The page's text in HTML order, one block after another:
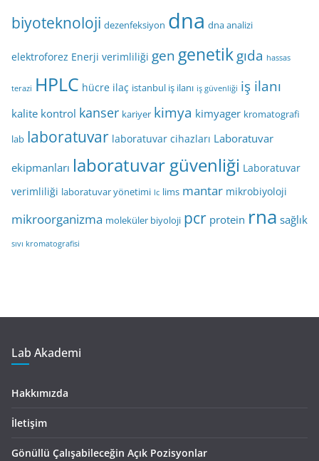
biyoteknoloji dezenfeksiyon dna dna analizi
elektroforez Enerji verimliliği gen genetikgıda hassas
terazi HPLC hücre ilaç istanbul iş ilanı iş güvenliği iş ilanı
kalite kontrol kanser kariyer kimya kimyager kromatografi
lab laboratuvar laboratuvar cihazları Laboratuvar
ekipmanları laboratuvar güvenliği Laboratuvar
verimliliği laboratuvar yönetimi lc lims mantar mikrobiyoloji
mikroorganizma moleküler biyoloji pcr protein rna sağlık
sıvı kromatografisi
Lab Akademi
Hakkımızda
İletişim
Gönüllü Çalışabileceğin Açık Pozisyonlar